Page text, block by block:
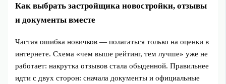
Как выбрать застройщика новостройки, отзывы
и документы вместе
Частая ошибка новичков — полагаться только на оценки в
интернете. Схема «чем выше рейтинг, тем лучше» уже не
работает: накрутка отзывов стала обыденной. Правильнее
идти с двух сторон: сначала документы и официальные